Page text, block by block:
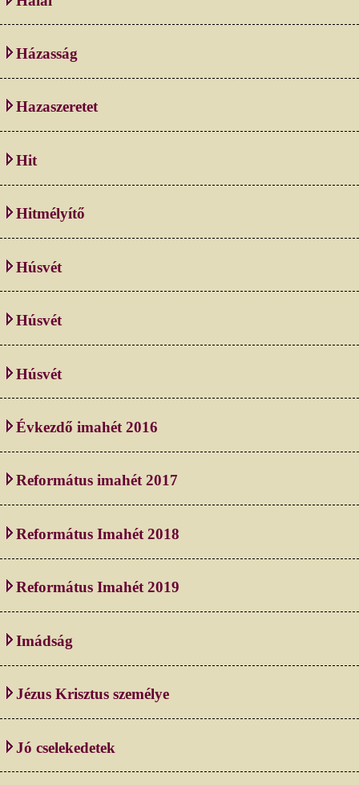
Házasság
Hazaszeretet
Hit
Hitmélyítő
Húsvét
Húsvét
Húsvét
Évkezdő imahét 2016
Református imahét 2017
Református Imahét 2018
Református Imahét 2019
Imádság
Jézus Krisztus személye
Jó cselekedetek